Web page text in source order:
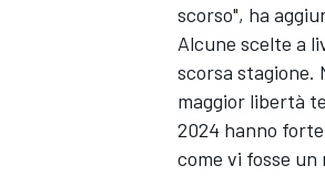
scorso", ha
Alcune scelte a
scorsa stagione.
maggior libertà
2024 hanno
come vi fosse